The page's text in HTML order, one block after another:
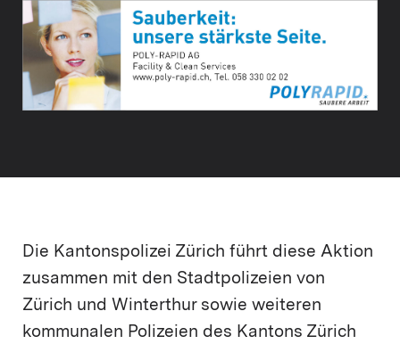
Die Kantonspolizei Zürich führt diese Aktion
zusammen mit den Stadtpolizeien von
Zürich und Winterthur sowie weiteren
kommunalen Polizeien des Kantons Zürich